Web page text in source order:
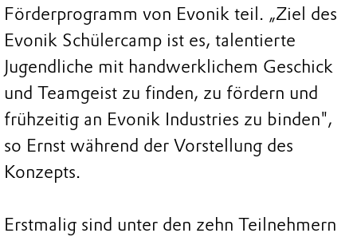
Förderprogramm von Evonik teil. „Ziel des
Evonik Schülercamp ist es, talentierte
Jugendliche mit handwerklichem Geschick
und Teamgeist zu finden, zu fördern und
frühzeitig an Evonik Industries zu binden",
so Ernst während der Vorstellung des
Konzepts.
Erstmalig sind unter den zehn Teilnehmern